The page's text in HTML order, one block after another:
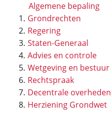
Algemene bepaling
Grondrechten
Regering
Staten-Generaal
Advies en controle
Wetgeving en bestuur
Rechtspraak
Decentrale overheden
Herziening Grondwet